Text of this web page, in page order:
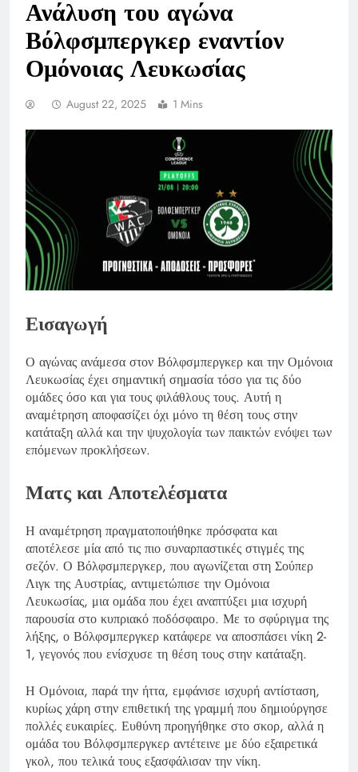
Ανάλυση του αγώνα
Βόλφσμπεργκερ εναντίον
Ομόνοιας Λευκωσίας
August 22, 2025 1 Mins
Εισαγωγή
Ο αγώνας ανάμεσα στον Βόλφσμπεργκερ και την Ομόνοια
Λευκωσίας έχει σημαντική σημασία τόσο για τις δύο
ομάδες όσο και για τους φιλάθλους τους. Αυτή η
αναμέτρηση αποφασίζει όχι μόνο τη θέση τους στην
κατάταξη αλλά και την ψυχολογία των παικτών ενόψει των
επόμενων προκλήσεων.
Ματς και Αποτελέσματα
Η αναμέτρηση πραγματοποιήθηκε πρόσφατα και
αποτέλεσε μία από τις πιο συναρπαστικές στιγμές της
σεζόν. Ο Βόλφσμπεργκερ, που αγωνίζεται στη Σούπερ
Λιγκ της Αυστρίας, αντιμετώπισε την Ομόνοια
Λευκωσίας, μια ομάδα που έχει αναπτύξει μια ισχυρή
παρουσία στο κυπριακό ποδόσφαιρο. Με το σφύριγμα της
λήξης, ο Βόλφσμπεργκερ κατάφερε να αποσπάσει νίκη 2-
1, γεγονός που ενίσχυσε τη θέση τους στην κατάταξη.
Η Ομόνοια, παρά την ήττα, εμφάνισε ισχυρή αντίσταση,
κυρίως χάρη στην επιθετική της γραμμή που δημιούργησε
πολλές ευκαιρίες. Ευθύνη προηγήθηκε στο σκορ, αλλά η
ομάδα του Βόλφσμπεργκερ αντέτεινε με δύο εξαιρετικά
γκολ, που τελικά τους εξασφάλισαν την νίκη.